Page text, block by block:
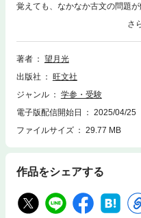
覚えても、なかなか古文の問題
が多いのではないかと思います
ないところをしっかり理解すれ
本書の基礎編では、読解のため
います。 ●実践編 読解に必要な
望月先生が、授業のような語り
みながら、古文読解を学んでくだ
著者
望月光
出版社
旺文社
ジャンル
学参・受験
電子版配信開始日
2025/04/25
ファイルサイズ
29.77 MB
作品をシェアする